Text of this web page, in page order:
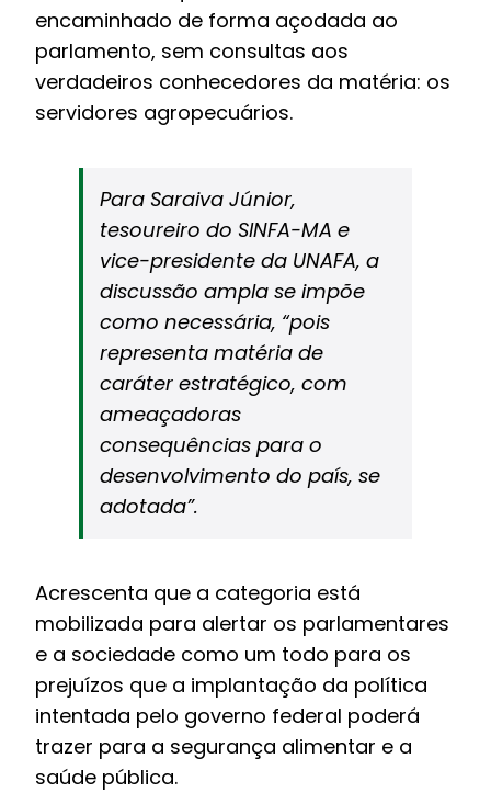
encaminhado de forma açodada ao
parlamento, sem consultas aos
verdadeiros conhecedores da matéria: os
servidores agropecuários.
Para Saraiva Júnior,
tesoureiro do SINFA-MA e
vice-presidente da UNAFA, a
discussão ampla se impõe
como necessária, “pois
representa matéria de
caráter estratégico, com
ameaçadoras
consequências para o
desenvolvimento do país, se
adotada”.
Acrescenta que a categoria está
mobilizada para alertar os parlamentares
e a sociedade como um todo para os
prejuízos que a implantação da política
intentada pelo governo federal poderá
trazer para a segurança alimentar e a
saúde pública.